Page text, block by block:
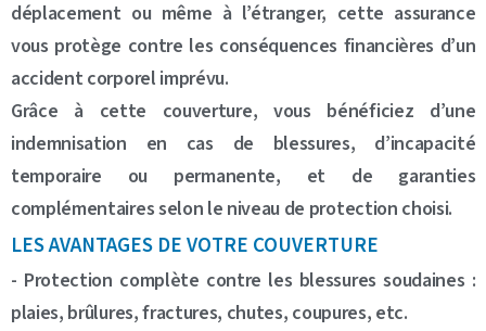
déplacement ou même à l’étranger, cette assurance
vous protège contre les conséquences financières d’un
accident corporel imprévu.
Grâce à cette couverture, vous bénéficiez d’une
indemnisation en cas de blessures, d’incapacité
temporaire ou permanente, et de garanties
complémentaires selon le niveau de protection choisi.
LES AVANTAGES DE VOTRE COUVERTURE
- Protection complète contre les blessures soudaines :
plaies, brûlures, fractures, chutes, coupures, etc.